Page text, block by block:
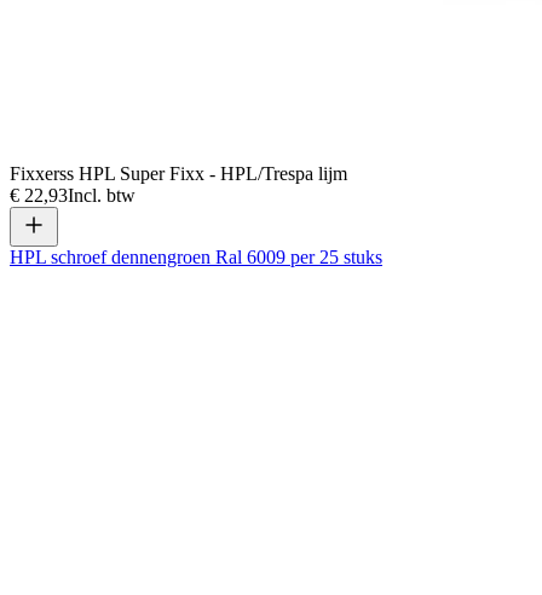
Fixxerss HPL Super Fixx - HPL/Trespa lijm
€ 22,93Incl. btw
HPL schroef dennengroen Ral 6009 per 25 stuks